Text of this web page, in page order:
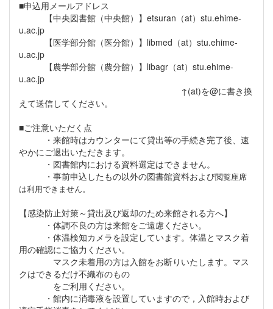
■申込用メールアドレス
【中央図書館（中央館）】etsuran（at）stu.ehime-
u.ac.jp
【医学部分館（医分館）】libmed（at）stu.ehime-
u.ac.jp
【農学部分館（農分館）】libagr（at）stu.ehime-
u.ac.jp
↑(at)を@に書き換
えて送信してください。
■ご注意いただく点
・来館時はカウンターにて貸出等の手続き完了後、速
やかにご退出いただきます。
・図書館内における資料選定はできません。
・事前申込したもの以外の図書館資料および閲覧座席
は利用できません。
【感染防止対策～貸出及び返却のため来館される方へ】
・体調不良の方は来館をご遠慮ください。
・体温検知カメラを設定しています。体温とマスク着
用の確認にご協力ください。
マスク未着用の方は入館をお断りいたします。マス
クはできるだけ不織布のもの
をご利用ください。
・館内に消毒液を設置していますので，入館時および